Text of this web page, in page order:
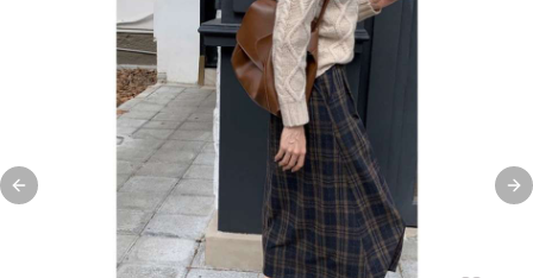
Previous slide